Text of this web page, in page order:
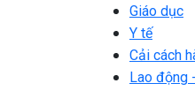
Giáo dục
Y tế
Cải cách
Lao động